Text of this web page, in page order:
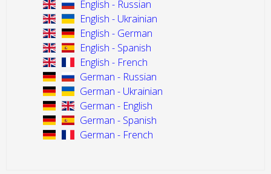
English - Russian
English - Ukrainian
English - German
English - Spanish
English - French
German - Russian
German - Ukrainian
German - English
German - Spanish
German - French